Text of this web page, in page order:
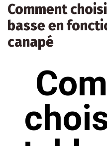
Comment
basse en
canapé